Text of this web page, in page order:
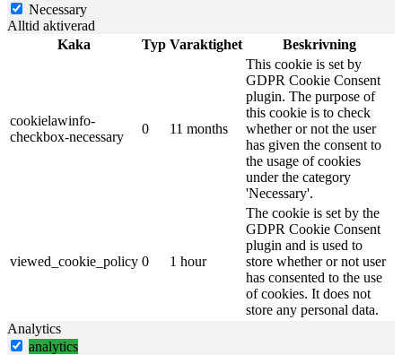
Necessary
Alltid aktiverad
Kaka
Typ Varaktighet Beskrivning
cookielawinfo-
checkbox-necessary
0 11 months
This cookie is set by
GDPR Cookie Consent
plugin. The purpose of
this cookie is to check
whether or not the user
has given the consent to
the usage of cookies
under the category
'Necessary'.
viewed_cookie_policy 0 1 hour
The cookie is set by the
GDPR Cookie Consent
plugin and is used to
store whether or not user
has consented to the use
of cookies. It does not
store any personal data.
Analytics
analytics